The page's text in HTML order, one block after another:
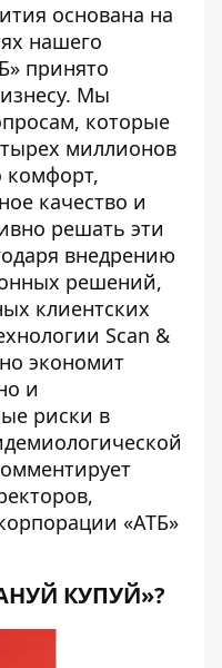
основана на
нашего
принято
Мы
которые
миллионов
комфорт,
качество и
решать эти
внедрению
решений,
клиентских
Scan &
экономит
и
риски в
«АТБ»
КУПУЙ»?